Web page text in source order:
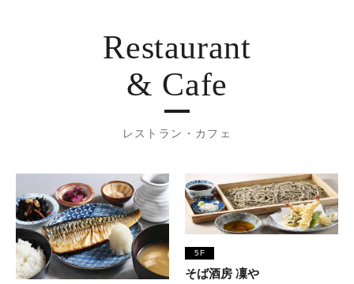
Restaurant
& Cafe
レストラン・カフェ
5F
そば酒房 凜や